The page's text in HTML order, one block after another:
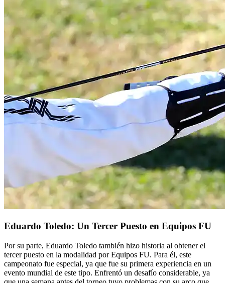
Eduardo Toledo: Un Tercer Puesto en Equipos FU
Por su parte, Eduardo Toledo también hizo historia al obtener el
tercer puesto en la modalidad por Equipos FU. Para él, este
campeonato fue especial, ya que fue su primera experiencia en un
evento mundial de este tipo. Enfrentó un desafío considerable, ya